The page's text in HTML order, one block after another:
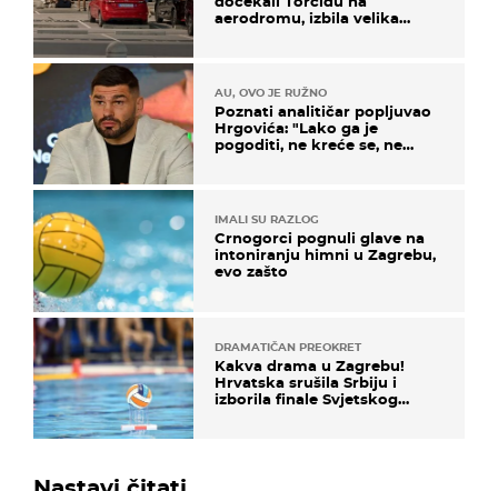
aerodromu, izbila velika
AU, OVO JE RUŽNO
Poznati analitičar popljuvao
Hrgovića: "Lako ga je
pogoditi, ne kreće se, ne
IMALI SU RAZLOG
Crnogorci pognuli glave na
intoniranju himni u Zagrebu,
evo zašto
DRAMATIČAN PREOKRET
Kakva drama u Zagrebu!
Hrvatska srušila Srbiju i
izborila finale Svjetskog